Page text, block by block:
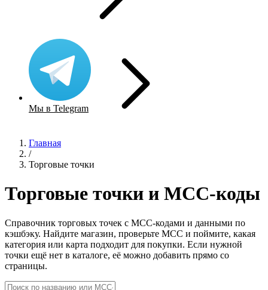
Мы в Telegram
Главная
/
Торговые точки
Торговые точки и MCC-коды
Справочник торговых точек с MCC-кодами и данными по
кэшбэку. Найдите магазин, проверьте MCC и поймите, какая
категория или карта подходит для покупки. Если нужной
точки ещё нет в каталоге, её можно добавить прямо со
страницы.